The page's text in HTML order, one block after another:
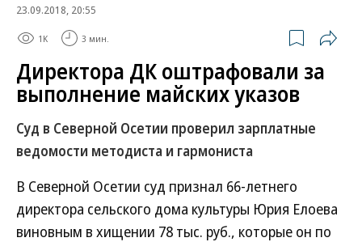
23.09.2018, 20:55
1K 3 мин.
Директора ДК оштрафовали за
выполнение майских указов
Суд в Северной Осетии проверил зарплатные
ведомости методиста и гармониста
В Северной Осетии суд признал 66-летнего
директора сельского дома культуры Юрия Елоева
виновным в хищении 78 тыс. руб., которые он по